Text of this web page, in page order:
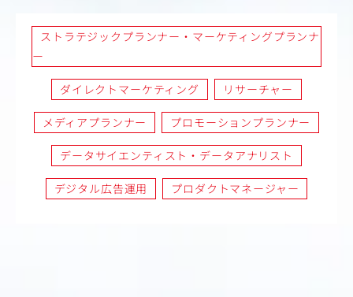
ストラテジックプランナー・マーケティングプランナ
ー
ダイレクトマーケティング リサーチャー
メディアプランナー プロモーションプランナー
データサイエンティスト・データアナリスト
デジタル広告運用 プロダクトマネージャー